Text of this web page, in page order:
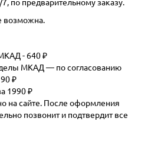
возможна.
- 640 ₽
МКАД — по согласованию
₽
1990 ₽
на сайте. После оформления
позвонит и подтвердит все